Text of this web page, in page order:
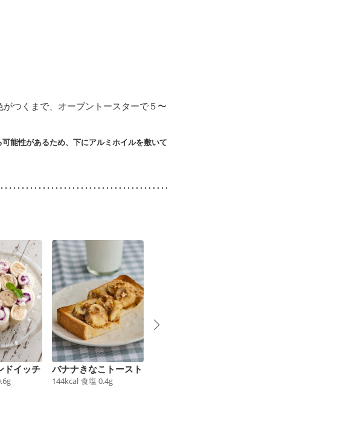
つくまで、オーブントースターで５〜
能性があるため、下にアルミホイルを敷いて
ドイッチ
g
バナナきなこトースト
144kcal 食塩 0.4g